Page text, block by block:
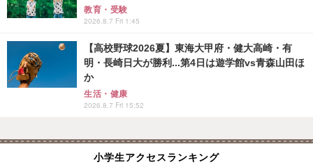
教育・受験
2026.8.7 Fri 1:45
【高校野球2026夏】東海大甲府・健大高崎・有
明・長崎日大が勝利...第4日は遊学館vs青森山田ほ
か
生活・健康
2026.8.7 Fri 15:52
小学生アクセスランキング